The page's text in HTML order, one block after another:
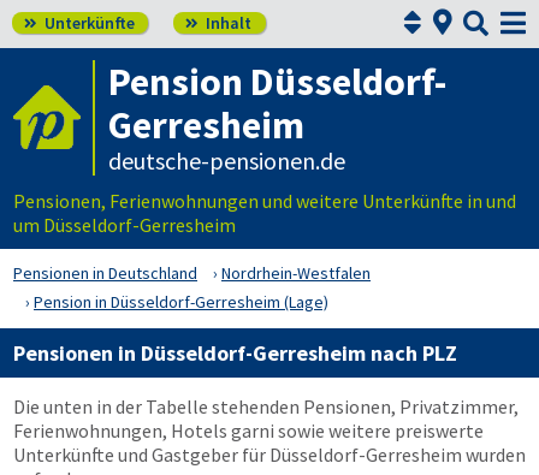
 Unterkünfte  Inhalt  

Pension Düsseldorf-
Gerresheim
deutsche-pensionen.de
Pensionen, Ferienwohnungen und weitere Unterkünfte in und
um Düsseldorf-Gerresheim
Pensionen in Deutschland
Nordrhein-Westfalen
Pension in Düsseldorf-Gerresheim (Lage)
Pensionen in Düsseldorf-Gerresheim nach PLZ
Die unten in der Tabelle stehenden Pensionen, Privatzimmer,
Ferienwohnungen, Hotels garni sowie weitere preiswerte
Unterkünfte und Gastgeber für Düsseldorf-Gerresheim wurden